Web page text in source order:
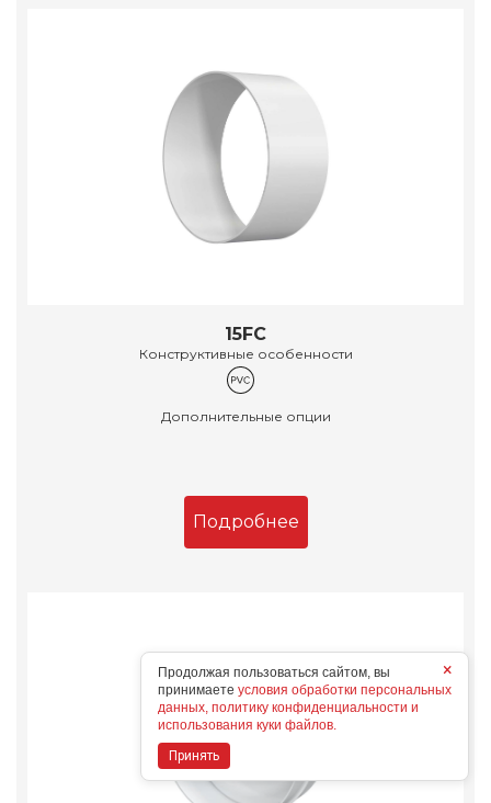
15FC
Конструктивные особенности
Дополнительные опции
Подробнее
×
Продолжая пользоваться сайтом, вы
принимаете условия обработки персональных
данных, политику конфиденциальности и
использования куки файлов.
Принять